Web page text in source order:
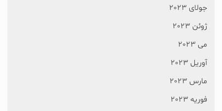
جولای 2023
ژوئن 2023
می 2023
آوریل 2023
مارس 2023
فوریه 2023